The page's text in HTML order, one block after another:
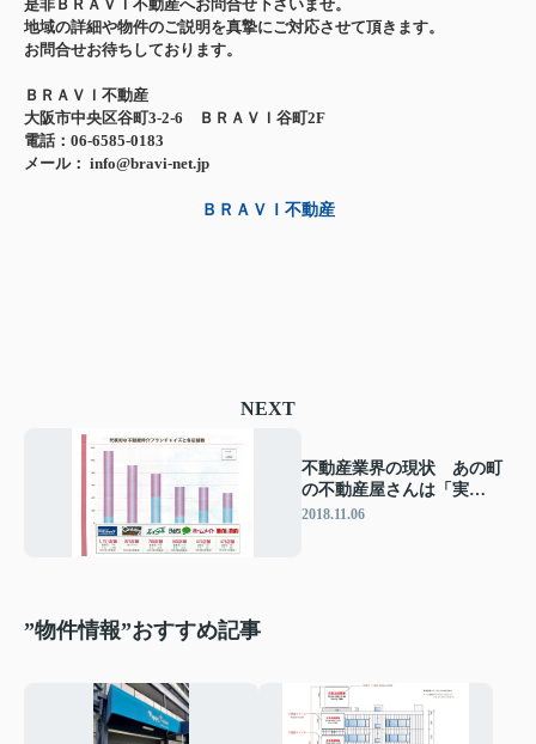
是非ＢＲＡＶＩ不動産へお問合せ下さいませ。
地域の詳細や物件のご説明を真摯にご対応させて頂きます。
お問合せお待ちしております。
ＢＲＡＶＩ不動産
大阪市中央区谷町3-2-6 ＢＲＡＶＩ谷町2F
電話：06-6585-0183
メール： info@bravi-net.jp
ＢＲＡＶＩ不動産
NEXT
不動産業界の現状 あの町
の不動産屋さんは「実
は・・・」
2018.11.06
”物件情報”おすすめ記事